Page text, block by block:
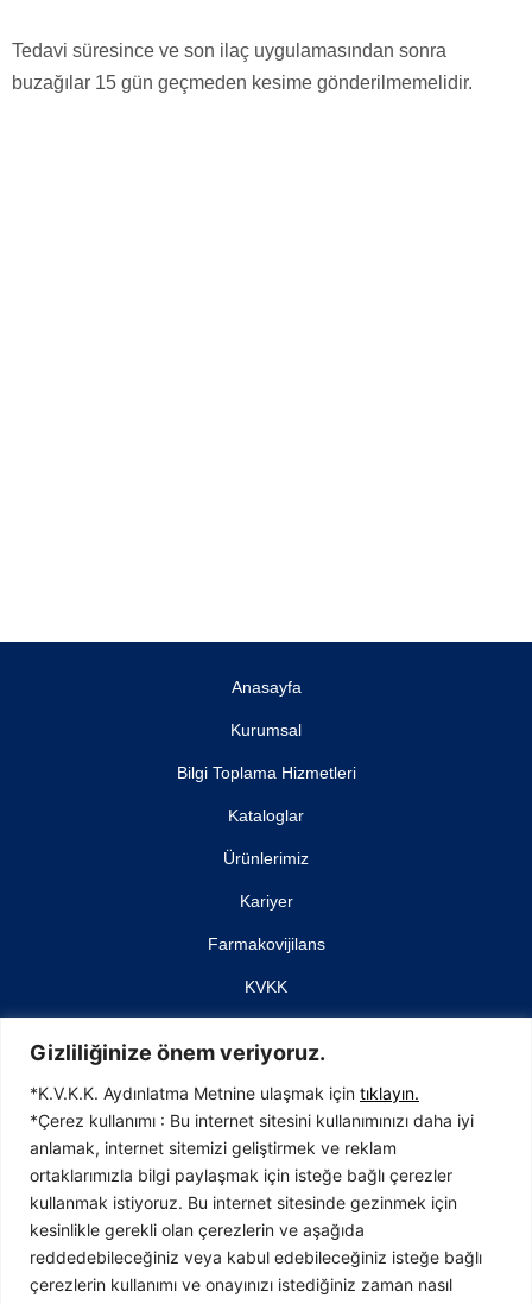
Gizliliğinize önem veriyoruz.
*K.V.K.K. Aydınlatma Metnine ulaşmak için tıklayın.
*Çerez kullanımı : Bu internet sitesini kullanımınızı daha iyi
anlamak, internet sitemizi geliştirmek ve reklam
ortaklarımızla bilgi paylaşmak için isteğe bağlı çerezler
kullanmak istiyoruz. Bu internet sitesinde gezinmek için
kesinlikle gerekli olan çerezlerin ve aşağıda
reddedebileceğiniz veya kabul edebileceğiniz isteğe bağlı
çerezlerin kullanımı ve onayınızı istediğiniz zaman nasıl
Tedavi süresince ve son ilaç uygulamasından sonra
buzağılar 15 gün geçmeden kesime gönderilmemelidir.
Anasayfa
Kurumsal
Bilgi Toplama Hizmetleri
Kataloglar
Ürünlerimiz
Kariyer
Farmakovijilans
KVKK
İTOSB (İstanbul Tuzla Organize Sanayi Bölgesi)
4. Cadde No: 23, 34959 Tepeören, Tuzla
İstanbul / TÜRKİYE
T:0216 593 37 40
F:0216 593 37 41
info@bavet.com.tr